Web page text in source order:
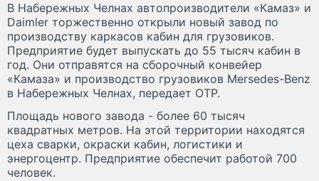
В Набережных Челнах автопроизводители «Камаз» и
Daimler торжественно открыли новый завод по
производству каркасов кабин для грузовиков.
Предприятие будет выпускать до 55 тысяч кабин в
год. Они отправятся на сборочный конвейер
«Камаза» и производство грузовиков Mersedes-Benz
в Набережных Челнах, передает ОТР.
Площадь нового завода - более 60 тысяч
квадратных метров. На этой территории находятся
цеха сварки, окраски кабин, логистики и
энергоцентр. Предприятие обеспечит работой 700
человек.